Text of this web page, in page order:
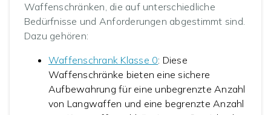
Waffenschränken, die auf unterschiedliche
Bedürfnisse und Anforderungen abgestimmt sind.
Dazu gehören:
Waffenschrank Klasse 0: Diese
Waffenschränke bieten eine sichere
Aufbewahrung für eine unbegrenzte Anzahl
von Langwaffen und eine begrenzte Anzahl